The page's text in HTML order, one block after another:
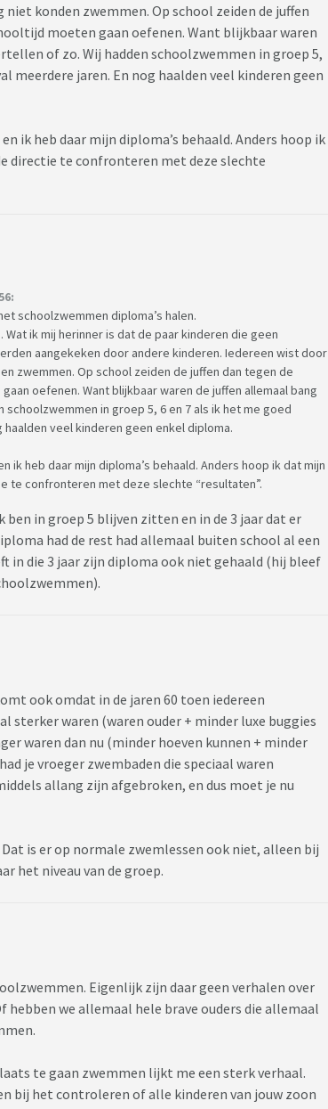
konden zwemmen. Op school zeiden de juffen
moeten gaan oefenen. Want blijkbaar waren
of zo. Wij hadden schoolzwemmen in groep 5,
meerdere jaren. En nog haalden veel kinderen geen
ik heb daar mijn diploma’s behaald. Anders hoop ik
directie te confronteren met deze slechte
schoolzwemmen diploma’s halen.
ik mij herinner is dat de paar kinderen die geen
aangekeken door andere kinderen. Iedereen wist door
zwemmen. Op school zeiden de juffen dan tegen de
oefenen. Want blijkbaar waren de juffen allemaal bang
in groep 5, 6 en 7 als ik het me goed
veel kinderen geen enkel diploma.
ik heb daar mijn diploma’s behaald. Anders hoop ik dat mijn
te confronteren met deze slechte “resultaten”.
ben in groep 5 blijven zitten en in de 3 jaar dat er
had de rest had allemaal buiten school al een
in die 3 jaar zijn diploma ook niet gehaald (hij bleef
ook omdat in de jaren 60 toen iedereen
sterker waren (waren ouder + minder luxe buggies
waren dan nu (minder hoeven kunnen + minder
je vroeger zwembaden die speciaal waren
allang zijn afgebroken, en dus moet je nu
is er op normale zwemlessen ook niet, alleen bij
het niveau van de groep.
Eigenlijk zijn daar geen verhalen over
hebben we allemaal hele brave ouders die allemaal
te gaan zwemmen lijkt me een sterk verhaal.
bij het controleren of alle kinderen van jouw zoon